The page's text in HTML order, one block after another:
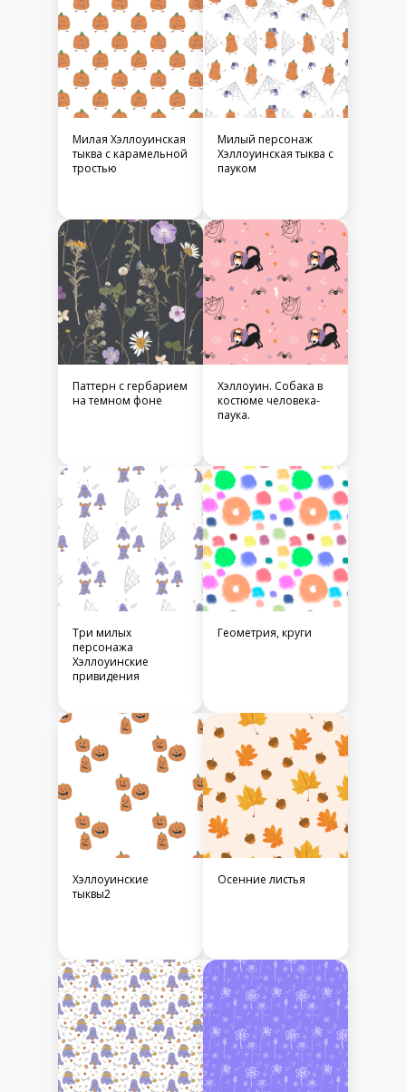
Милая Хэллоуинская
тыква с карамельной
тростью
Милый персонаж
Хэллоуинская тыква с
пауком
Паттерн с гербарием
на темном фоне
Хэллоуин. Собака в
костюме человека-
паука.
Три милых
персонажа
Хэллоуинские
привидения
Геометрия, круги
Хэллоуинские
тыквы2
Осенние листья